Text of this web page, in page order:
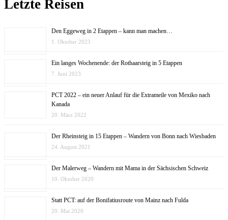
Letzte Reisen
Den Eggeweg in 2 Etappen – kann man machen…
1. Oktober 2023
Ein langes Wochenende: der Rothaarsteig in 5 Etappen
7. Juni 2023
PCT 2022 – ein neuer Anlauf für die Extrameile von Mexiko nach
Kanada
20. März 2022
Der Rheinsteig in 15 Etappen – Wandern von Bonn nach Wiesbaden
24. August 2021
Der Malerweg – Wandern mit Mama in der Sächsischen Schweiz
10. Oktober 2020
Statt PCT: auf der Bonifatiusroute von Mainz nach Fulda
20. Mai 2020